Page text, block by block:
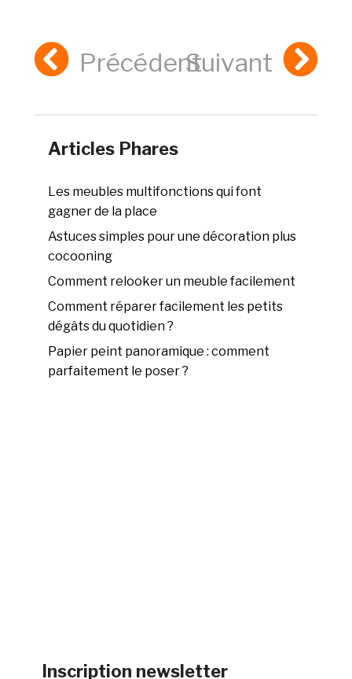
PrécédentSuivant
Articles Phares
Les meubles multifonctions qui font
gagner de la place
Astuces simples pour une décoration plus
cocooning
Comment relooker un meuble facilement
Comment réparer facilement les petits
dégâts du quotidien ?
Papier peint panoramique : comment
parfaitement le poser ?
Inscription newsletter